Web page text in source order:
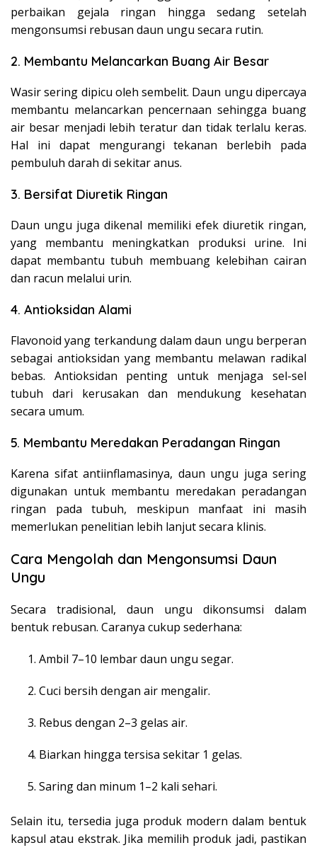
perbaikan gejala ringan hingga sedang setelah
mengonsumsi rebusan daun ungu secara rutin.
2. Membantu Melancarkan Buang Air Besar
Wasir sering dipicu oleh sembelit. Daun ungu dipercaya
membantu melancarkan pencernaan sehingga buang
air besar menjadi lebih teratur dan tidak terlalu keras.
Hal ini dapat mengurangi tekanan berlebih pada
pembuluh darah di sekitar anus.
3. Bersifat Diuretik Ringan
Daun ungu juga dikenal memiliki efek diuretik ringan,
yang membantu meningkatkan produksi urine. Ini
dapat membantu tubuh membuang kelebihan cairan
dan racun melalui urin.
4. Antioksidan Alami
Flavonoid yang terkandung dalam daun ungu berperan
sebagai antioksidan yang membantu melawan radikal
bebas. Antioksidan penting untuk menjaga sel-sel
tubuh dari kerusakan dan mendukung kesehatan
secara umum.
5. Membantu Meredakan Peradangan Ringan
Karena sifat antiinflamasinya, daun ungu juga sering
digunakan untuk membantu meredakan peradangan
ringan pada tubuh, meskipun manfaat ini masih
memerlukan penelitian lebih lanjut secara klinis.
Cara Mengolah dan Mengonsumsi Daun
Ungu
Secara tradisional, daun ungu dikonsumsi dalam
bentuk rebusan. Caranya cukup sederhana:
Ambil 7–10 lembar daun ungu segar.
Cuci bersih dengan air mengalir.
Rebus dengan 2–3 gelas air.
Biarkan hingga tersisa sekitar 1 gelas.
Saring dan minum 1–2 kali sehari.
Selain itu, tersedia juga produk modern dalam bentuk
kapsul atau ekstrak. Jika memilih produk jadi, pastikan